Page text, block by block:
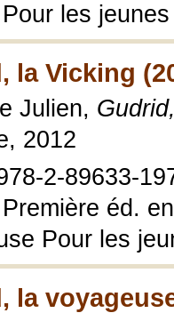
les
la Vicking
Julien,
2012
2-89633-
éd.
Pour les
la